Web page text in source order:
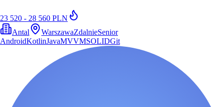
23 520 - 28 560 PLN
Antal
WarszawaZdalnieSenior
AndroidKotlinJavaMVVMSOLIDGit